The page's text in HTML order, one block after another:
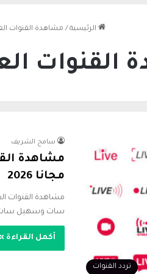
الرئيسية / مشاهدة القنوات
القنوات
تردد القنوات
سامح الشريف
مشاهدة
مجانا 2026
مشاهدة القنوات
سات وسهيل
أكمل القراءة